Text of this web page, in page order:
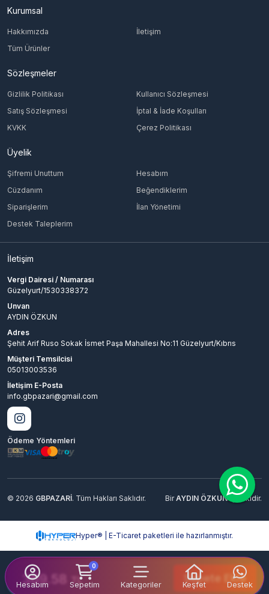
369.58TL Sepete Ekle
Hesabım
0
Sepetim Kategoriler Keşfet Destek
Kurumsal
Hakkımızda
İletişim
Tüm Ürünler
Sözleşmeler
Gizlilik Politikası
Kullanıcı Sözleşmesi
Satış Sözleşmesi
İptal & İade Koşulları
KVKK
Çerez Politikası
Üyelik
Şifremi Unuttum
Hesabım
Cüzdanım
Beğendiklerim
Siparişlerim
İlan Yönetimi
Destek Taleplerim
İletişim
Vergi Dairesi / Numarası
Güzelyurt/1530338372
Unvan
AYDIN ÖZKUN
Adres
Şehit Arif Ruso Sokak İsmet Paşa Mahallesi No:11 Güzelyurt/Kıbrıs
Müşteri Temsilcisi
05013003536
İletişim E-Posta
info.gbpazari@gmail.com
Ödeme Yöntemleri
© 2026 GBPAZARİ. Tüm Hakları Saklıdır. BirAYDIN ÖZKUNİştirakidir.
Hyper® | E-Ticaret paketleri ile hazırlanmıştır.